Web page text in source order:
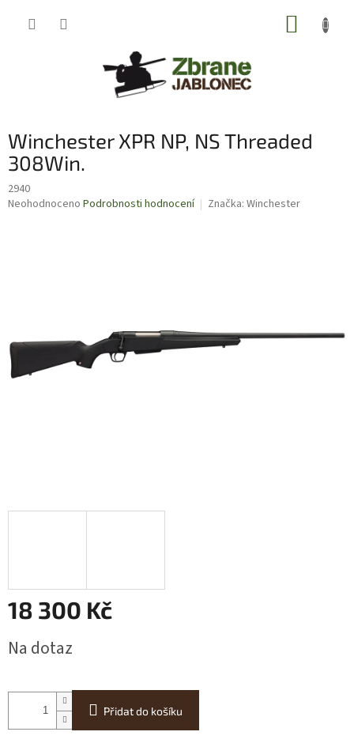
Winchester XPR NP, NS Threaded
308Win.
2940
Průměrné
Neohodnoceno Podrobnosti hodnocení Značka: Winchester
18 300 Kč
cena:
Na dotaz
Přidat do košíku